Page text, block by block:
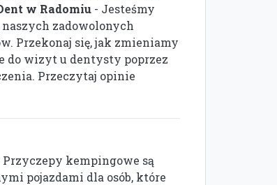
w Radomiu - Jesteśmy
zadowolonych
Przekonaj się, jak zmieniamy
do wizyt u dentysty poprzez
Przeczytaj opinie
Przyczepy kempingowe są
pojazdami dla osób, które